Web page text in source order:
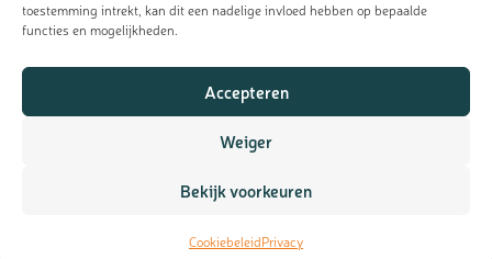
toestemming intrekt, kan dit een nadelige invloed hebben op bepaalde
functies en mogelijkheden.
Accepteren
Weiger
Bekijk voorkeuren
CookiebeleidPrivacy
Meld je aan voor de nieuwsbrief
Ontvang de laatste updates, nieuws en aanbiedingen als eerst